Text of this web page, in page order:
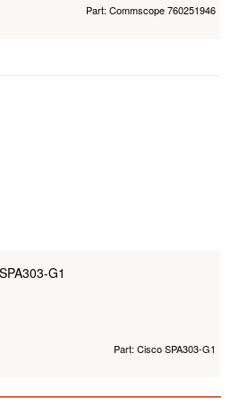
Part: Commscope 760251946
G1
Part: Cisco SPA303-G1